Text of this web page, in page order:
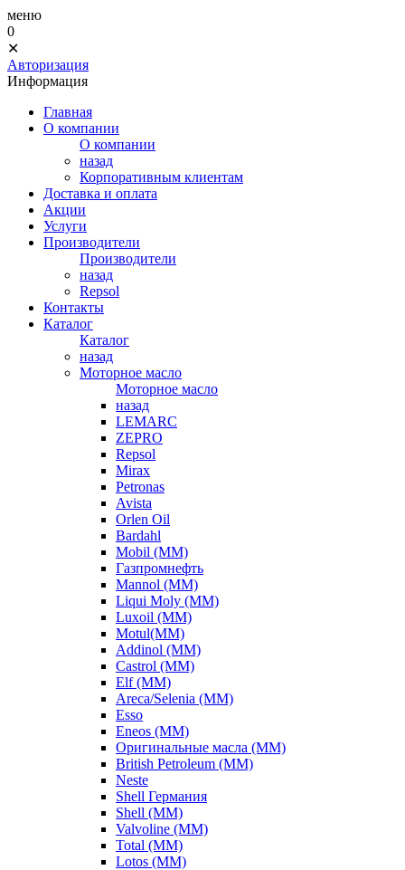
меню
0
✕
Авторизация
Информация
Главная
О компании
О компании
назад
Корпоративным клиентам
Доставка и оплата
Акции
Услуги
Производители
Производители
назад
Repsol
Контакты
Каталог
Каталог
назад
Моторное масло
Моторное масло
назад
LEMARC
ZEPRO
Repsol
Mirax
Petronas
Avista
Orlen Oil
Bardahl
Mobil (ММ)
Газпромнефть
Mannol (ММ)
Liqui Moly (ММ)
Luxoil (ММ)
Motul(ММ)
Addinol (ММ)
Castrol (ММ)
Elf (ММ)
Areca/Selenia (ММ)
Esso
Eneos (ММ)
Оригинальные масла (ММ)
British Petroleum (ММ)
Neste
Shell Германия
Shell (ММ)
Valvoline (ММ)
Total (ММ)
Lotos (ММ)